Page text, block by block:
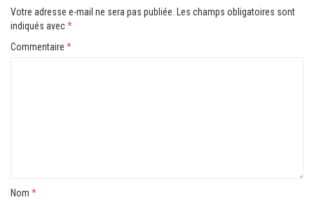
Votre adresse e-mail ne sera pas publiée. Les champs obligatoires sont
indiqués avec*
Commentaire *
Nom *